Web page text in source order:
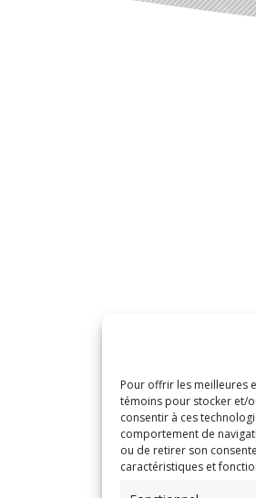
Pour offrir les meilleures
témoins pour stocker et/
consentir à ces
comportement de
ou de retirer son
caractéristiques et